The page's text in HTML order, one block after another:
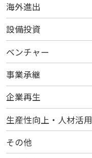
海外進出
設備投資
ベンチャー
事業承継
企業再生
生産性向上・人材活用
その他